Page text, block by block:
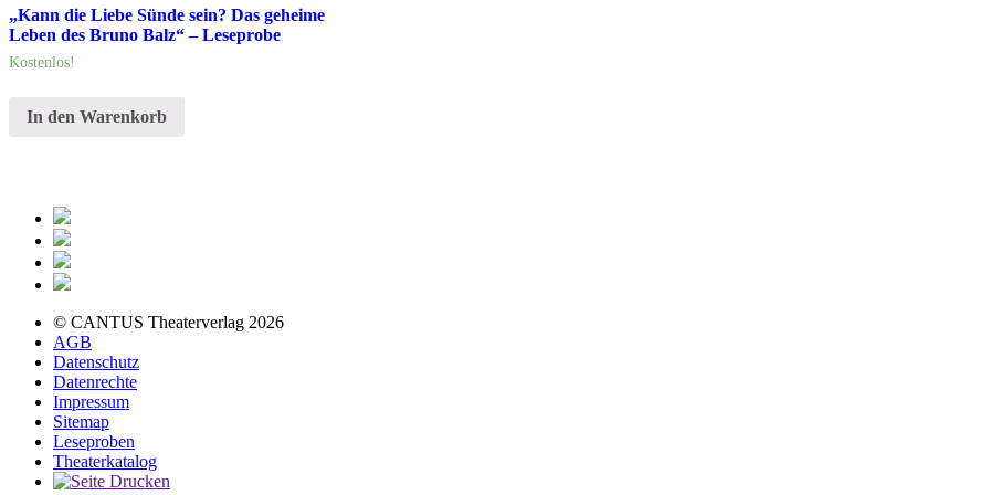
„Kann die Liebe Sünde sein? Das geheime
Leben des Bruno Balz“ – Leseprobe
Kostenlos!
In den Warenkorb
© CANTUS Theaterverlag 2026
AGB
Datenschutz
Datenrechte
Impressum
Sitemap
Leseproben
Theaterkatalog